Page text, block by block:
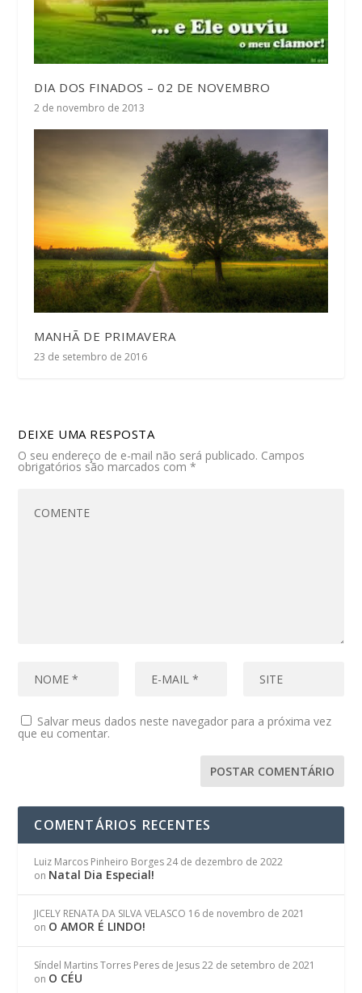
DIA DOS FINADOS – 02 DE NOVEMBRO
2 de novembro de 2013
MANHÃ DE PRIMAVERA
23 de setembro de 2016
DEIXE UMA RESPOSTA
O seu endereço de e-mail não será publicado. Campos
obrigatórios são marcados com*
Salvar meus dados neste navegador para a próxima vez
que eu comentar.
COMENTÁRIOS RECENTES
Luiz Marcos Pinheiro Borges 24 de dezembro de 2022
on Natal Dia Especial!
JICELY RENATA DA SILVA VELASCO 16 de novembro de 2021
on O AMOR É LINDO!
Síndel Martins Torres Peres de Jesus 22 de setembro de 2021
on O CÉU